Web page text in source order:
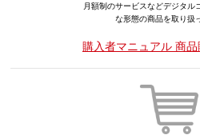
月額制のサービスなどデジタル
な形態の商品を取り扱
購入者マニュアル 商